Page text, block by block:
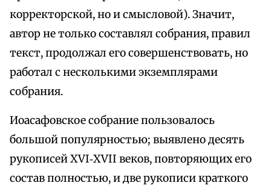
корректорской, но и смысловой). Значит,
автор не только составлял собрания, правил
текст, продолжал его совершенствовать, но
работал с несколькими экземплярами
собрания.
Иоасафовское собрание пользовалось
большой популярностью; выявлено десять
рукописей XVI‑XVII веков, повторяющих его
состав полностью, и две рукописи краткого